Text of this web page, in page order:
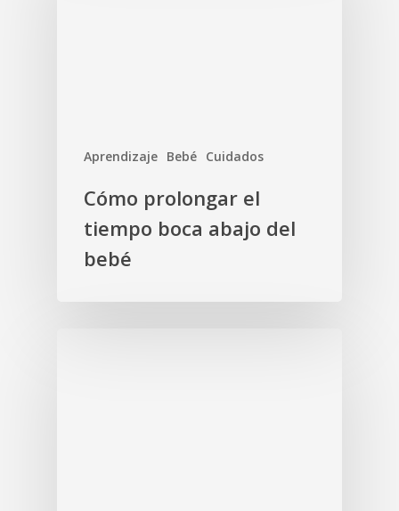
Aprendizaje Bebé Cuidados
Cómo prolongar el
tiempo boca abajo del
bebé